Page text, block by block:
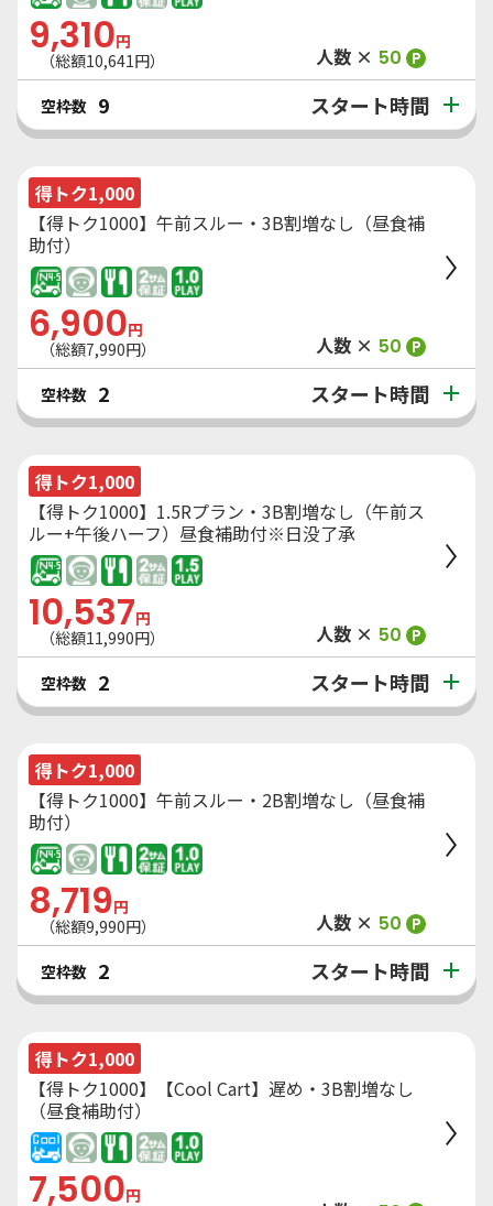
9,310円
（総額10,641円） 人数 × 50 P
空枠数 9 スタート時間
得トク1,000
【得トク1000】午前スルー・3B割増なし（昼食補
助付）
6,900円
（総額7,990円） 人数 × 50 P
空枠数 2 スタート時間
得トク1,000
【得トク1000】1.5Rプラン・3B割増なし（午前ス
ルー+午後ハーフ）昼食補助付※日没了承
10,537円
（総額11,990円） 人数 × 50 P
空枠数 2 スタート時間
得トク1,000
【得トク1000】午前スルー・2B割増なし（昼食補
助付）
8,719円
（総額9,990円） 人数 × 50 P
空枠数 2 スタート時間
得トク1,000
【得トク1000】【Cool Cart】遅め・3B割増なし
（昼食補助付）
7,500円